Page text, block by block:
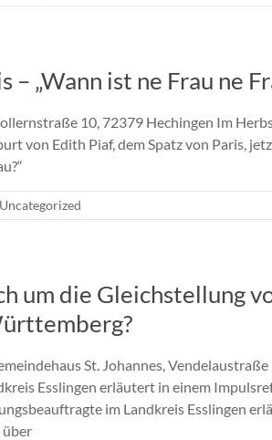
„Wann ist ne Frau ne
10, 72379 Hechingen Im
von Edith Piaf, dem Spatz von Paris,
Uncategorized
um die Gleichstellung
St. Johannes,
Esslingen erläutert in einem
im Landkreis Esslingen
über